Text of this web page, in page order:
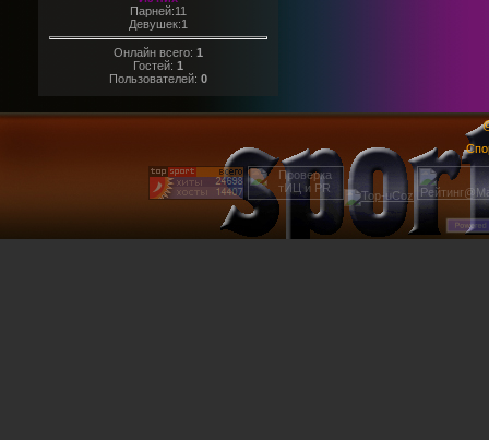
Парней:11
Девушек:1
Онлайн всего: 1
Гостей: 1
Пользователей: 0